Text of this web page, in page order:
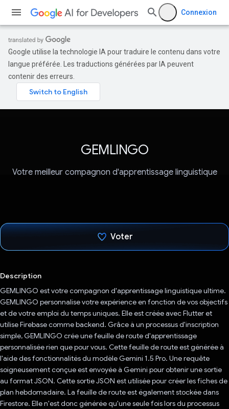
Connexion
Google utilise la technologie IA pour traduire le contenu dans votre
langue préférée. Les traductions générées par IA peuvent
contenir des erreurs.
GEMLINGO
Votre meilleur compagnon d'apprentissage linguistique
Voter
Description
GEMLINGO est votre compagnon d'apprentissage linguistique ultime.
GEMLINGO personnalise votre expérience en fonction de vos objectifs
et de votre emploi du temps uniques. Elle est créée avec Flutter et
utilise Firebase comme backend. Grâce à un processus d'inscription
simple, GEMLINGO crée une feuille de route d'apprentissage
personnalisée rien que pour vous. Cette feuille de route est générée à
l'aide des fonctionnalités du modèle Gemini 1.5 Pro. Une requête
soigneusement conçue est envoyée à Gemini pour obtenir une sortie
au format JSON. Cette sortie JSON est utilisée pour créer les fiches de
plan hebdomadaire. La feuille de route est également stockée dans
Firestore. Elle n'est donc générée qu'une seule fois lors du processus